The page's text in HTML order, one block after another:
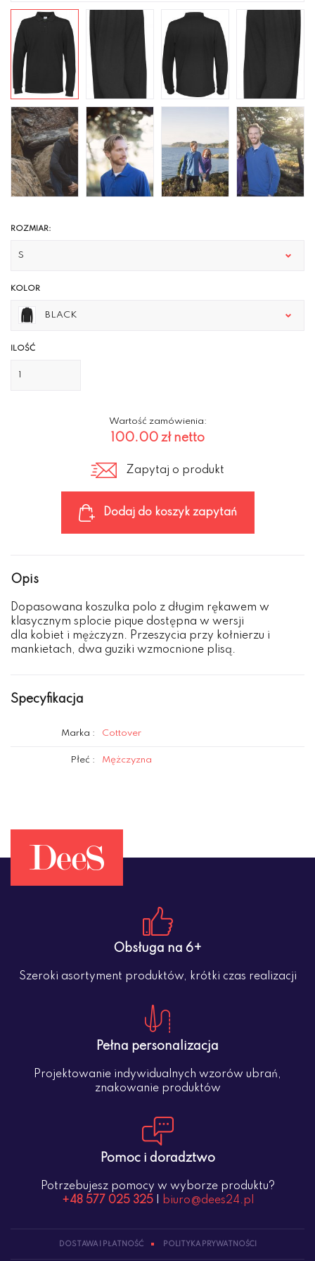
ROZMIAR:
S
KOLOR
BLACK
ILOŚĆ
Wartość zamówienia:
100.00 złnetto
Zapytaj o produkt
Dodaj do koszyk zapytań
Opis
Dopasowana koszulka polo z długim rękawem w
klasycznym splocie pique dostępna w wersji
dla kobiet i mężczyzn. Przeszycia przy kołnierzu i
mankietach, dwa guziki wzmocnione plisą.
Specyfikacja
Marka : Cottover
Płeć : Mężczyzna
Obsługa na 6+
Szeroki asortyment produktów, krótki czas realizacji
Pełna personalizacja
Projektowanie indywidualnych wzorów ubrań,
znakowanie produktów
Pomoc i doradztwo
Potrzebujesz pomocy w wyborze produktu?
+48 577 025 325| biuro@dees24.pl
DOSTAWA I PŁATNOŚĆ POLITYKA PRYWATNOŚCI